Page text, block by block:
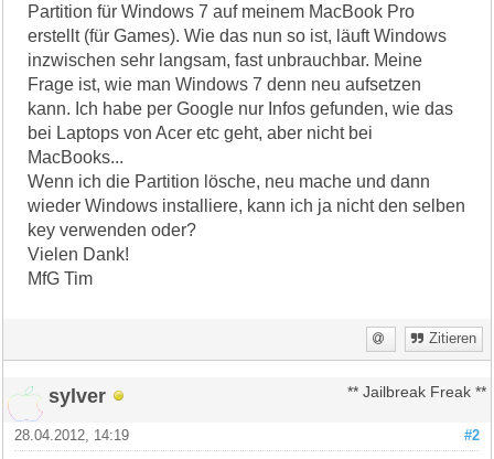
Partition für Windows 7 auf meinem MacBook Pro
erstellt (für Games). Wie das nun so ist, läuft Windows
inzwischen sehr langsam, fast unbrauchbar. Meine
Frage ist, wie man Windows 7 denn neu aufsetzen
kann. Ich habe per Google nur Infos gefunden, wie das
bei Laptops von Acer etc geht, aber nicht bei
MacBooks...
Wenn ich die Partition lösche, neu mache und dann
wieder Windows installiere, kann ich ja nicht den selben
key verwenden oder?
Vielen Dank!
MfG Tim
Zitieren
sylver ** Jailbreak Freak **
#2
28.04.2012, 14:19